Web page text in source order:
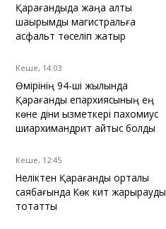
Қарағандыда жаңа алты
шақырымдық магистральға
асфальт төселіп жатыр
Кеше, 14:03
Өмірінің 94-ші жылында
Қарағанды епархиясының ең
көне діни қызметкері пахомиус
шиархимандрит қайтыс болды
Кеше, 12:45
Неліктен Қарағанды орталық
саябағында Көк кит жарқырауды
тоқтатты